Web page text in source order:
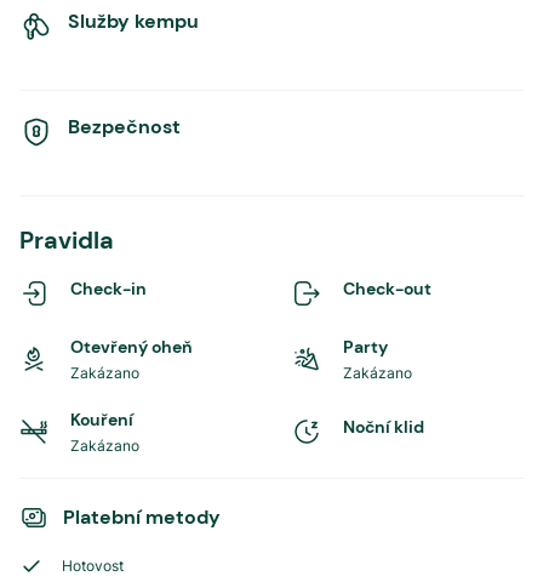
Služby kempu
Bezpečnost
Pravidla
Check-in Check-out
Otevřený oheň
Zakázano
Party
Zakázano
Kouření
Zakázano
Noční klid
Platební metody
Hotovost